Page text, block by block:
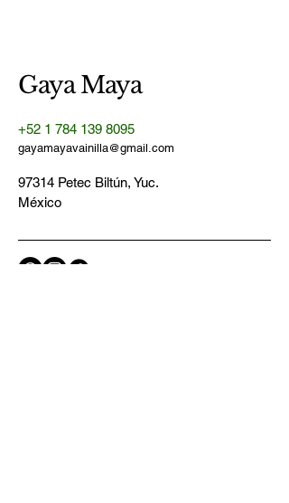
Gaya Maya
+52 1 784 139 8095
gayamayavainilla@gmail.com
97314 Petec Biltún, Yuc.
México